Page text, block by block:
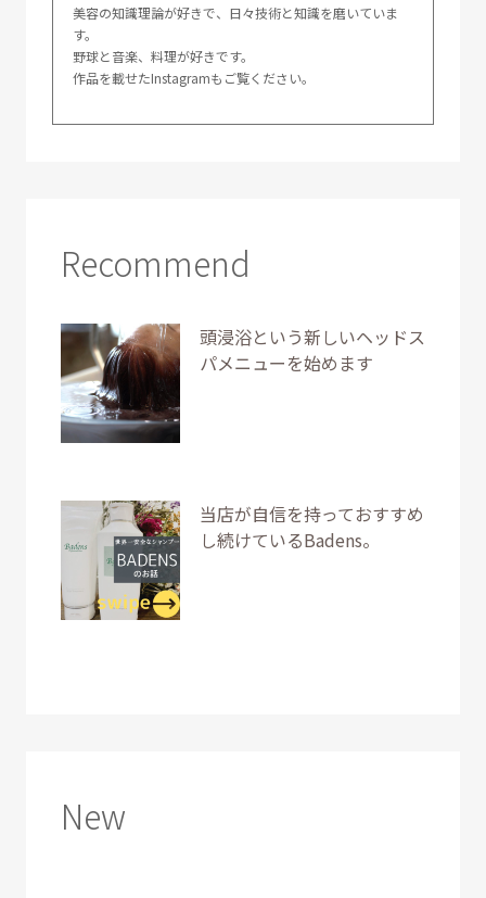
美容の知識理論が好きで、日々技術と知識を磨いていま
す。
野球と音楽、料理が好きです。
作品を載せたInstagramもご覧ください。
Recommend
頭浸浴という新しいヘッドス
パメニューを始めます
当店が自信を持っておすすめ
し続けているBadens。
New